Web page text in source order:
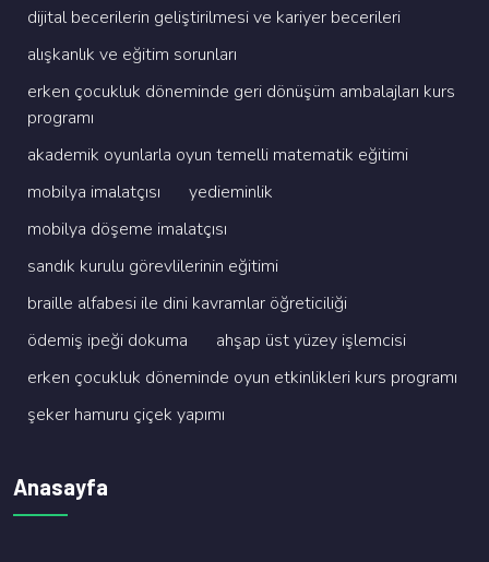
di̇ji̇tal beceri̇leri̇n geli̇şti̇ri̇lmesi̇ ve kari̇yer beceri̇leri̇
alişkanlik ve eği̇ti̇m sorunlari
erken çocukluk dönemi̇nde geri̇ dönüşüm ambalajlari kurs
programi
akademi̇k oyunlarla oyun temelli̇ matemati̇k eği̇ti̇mi̇
mobi̇lya i̇malatçisi
yedi̇emi̇nli̇k
mobi̇lya döşeme i̇malatçisi
sandik kurulu görevli̇leri̇ni̇n eği̇ti̇mi̇
brai̇lle alfabesi̇ i̇le di̇ni̇ kavramlar öğreti̇ci̇li̇ği̇
ödemi̇ş i̇peği̇ dokuma
ahşap üst yüzey i̇şlemci̇si̇
erken çocukluk dönemi̇nde oyun etki̇nli̇kleri̇ kurs programi
şeker hamuru çi̇çek yapimi
Anasayfa